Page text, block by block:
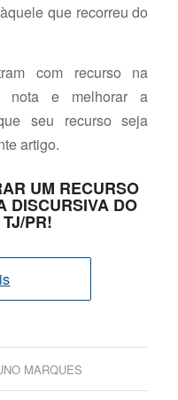
que recorreu do
com recurso na
nota e melhorar a
seu recurso seja
artigo.
UM RECURSO
DISCURSIVA DO
PR!
MARQUES